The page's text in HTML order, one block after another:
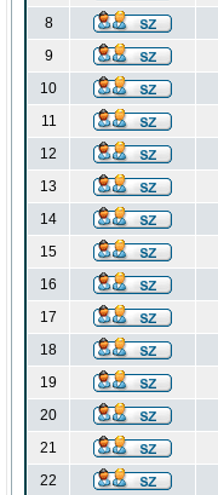
8
9
10
11
12
13
14
15
16
17
18
19
20
21
22